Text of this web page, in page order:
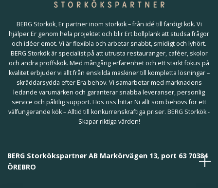
BERG Storkök, Er partner inom storkök – från idé till färdigt kök. Vi
hjälper Er genom hela projektet och blir Ert bollplank att studsa frågor
och idéer emot. Vi är flexibla och arbetar snabbt, smidigt och lyhört.
BERG Storkök är specialist på att utrusta restauranger, caféer, skolor
och andra proffskök. Med mångårig erfarenhet och ett starkt fokus på
kvalitet erbjuder vi allt från enskilda maskiner till kompletta lösningar –
skräddarsydda efter Era behov. Vi samarbetar med marknadens
ledande varumärken och garanterar snabba leveranser, personlig
service och pålitlig support. Hos oss hittar Ni allt som behövs för ett
välfungerande kök – Alltid till konkurrenskraftiga priser. BERG Storkök -
Skapar riktiga värden!
BERG Storkökspartner AB Markörvägen 13, port 63 70384
ÖREBRO